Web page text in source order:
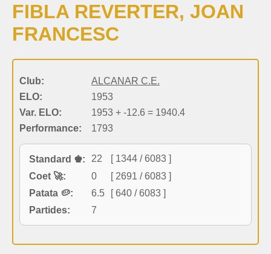
FIBLA REVERTER, JOAN
FRANCESC
Club:
ALCANAR C.E.
ELO:
1953
Var. ELO:
1953 + -12.6 = 1940.4
Performance:
1793
Standard ♚: 22
[ 1344 / 6083 ]
Coet 🚀:
0
[ 2691 / 6083 ]
Patata 🥔:
6.5
[ 640 / 6083 ]
Partides:
7